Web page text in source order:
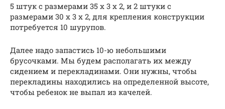
5 штук с размерами 35 х 3 х 2, и 2 штуки с
размерами 30 х 3 х 2, для крепления конструкции
потребуется 10 шурупов.
Далее надо запастись 10-ю небольшими
брусочками. Мы будем располагать их между
сидением и перекладинами. Они нужны, чтобы
перекладины находились на определенной высоте,
чтобы ребенок не выпал из качелей.